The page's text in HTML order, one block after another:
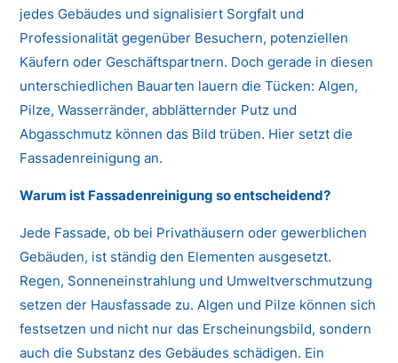
jedes Gebäudes und signalisiert Sorgfalt und
Professionalität gegenüber Besuchern, potenziellen
Käufern oder Geschäftspartnern. Doch gerade in diesen
unterschiedlichen Bauarten lauern die Tücken: Algen,
Pilze, Wasserränder, abblätternder Putz und
Abgasschmutz können das Bild trüben. Hier setzt die
Fassadenreinigung an.
Warum ist Fassadenreinigung so entscheidend?
Jede Fassade, ob bei Privathäusern oder gewerblichen
Gebäuden, ist ständig den Elementen ausgesetzt.
Regen, Sonneneinstrahlung und Umweltverschmutzung
setzen der Hausfassade zu. Algen und Pilze können sich
festsetzen und nicht nur das Erscheinungsbild, sondern
auch die Substanz des Gebäudes schädigen. Ein